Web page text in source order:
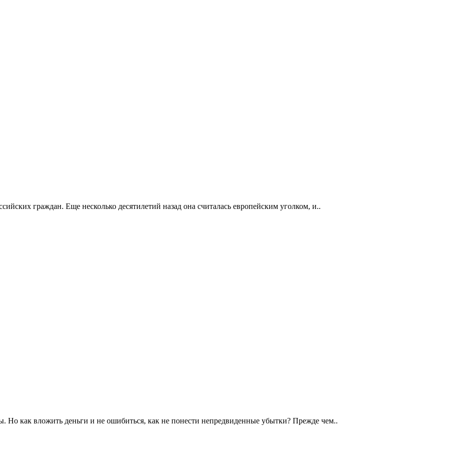
граждан. Еще несколько десятилетий назад она считалась европейским уголком, и..
Но как вложить деньги и не ошибиться, как не понести непредвиденные убытки? Прежде чем..